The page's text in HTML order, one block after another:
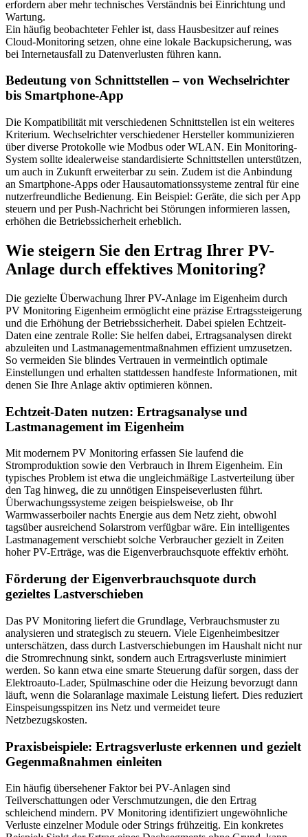
erfordern aber mehr technisches Verständnis bei Einrichtung und
Wartung.
Ein häufig beobachteter Fehler ist, dass Hausbesitzer auf reines
Cloud-Monitoring setzen, ohne eine lokale Backupsicherung, was
bei Internetausfall zu Datenverlusten führen kann.
Bedeutung von Schnittstellen – von Wechselrichter
bis Smartphone-App
Die Kompatibilität mit verschiedenen Schnittstellen ist ein weiteres
Kriterium. Wechselrichter verschiedener Hersteller kommunizieren
über diverse Protokolle wie Modbus oder WLAN. Ein Monitoring-
System sollte idealerweise standardisierte Schnittstellen unterstützen,
um auch in Zukunft erweiterbar zu sein. Zudem ist die Anbindung
an Smartphone-Apps oder Hausautomationssysteme zentral für eine
nutzerfreundliche Bedienung. Ein Beispiel: Geräte, die sich per App
steuern und per Push-Nachricht bei Störungen informieren lassen,
erhöhen die Betriebssicherheit erheblich.
Wie steigern Sie den Ertrag Ihrer PV-
Anlage durch effektives Monitoring?
Die gezielte Überwachung Ihrer PV-Anlage im Eigenheim durch
PV Monitoring Eigenheim ermöglicht eine präzise Ertragssteigerung
und die Erhöhung der Betriebssicherheit. Dabei spielen Echtzeit-
Daten eine zentrale Rolle: Sie helfen dabei, Ertragsanalysen direkt
abzuleiten und Lastmanagementmaßnahmen effizient umzusetzen.
So vermeiden Sie blindes Vertrauen in vermeintlich optimale
Einstellungen und erhalten stattdessen handfeste Informationen, mit
denen Sie Ihre Anlage aktiv optimieren können.
Echtzeit-Daten nutzen: Ertragsanalyse und
Lastmanagement im Eigenheim
Mit modernem PV Monitoring erfassen Sie laufend die
Stromproduktion sowie den Verbrauch in Ihrem Eigenheim. Ein
typisches Problem ist etwa die ungleichmäßige Lastverteilung über
den Tag hinweg, die zu unnötigen Einspeiseverlusten führt.
Überwachungssysteme zeigen beispielsweise, ob Ihr
Warmwasserboiler nachts Energie aus dem Netz zieht, obwohl
tagsüber ausreichend Solarstrom verfügbar wäre. Ein intelligentes
Lastmanagement verschiebt solche Verbraucher gezielt in Zeiten
hoher PV-Erträge, was die Eigenverbrauchsquote effektiv erhöht.
Förderung der Eigenverbrauchsquote durch
gezieltes Lastverschieben
Das PV Monitoring liefert die Grundlage, Verbrauchsmuster zu
analysieren und strategisch zu steuern. Viele Eigenheimbesitzer
unterschätzen, dass durch Lastverschiebungen im Haushalt nicht nur
die Stromrechnung sinkt, sondern auch Ertragsverluste minimiert
werden. So kann etwa eine smarte Steuerung dafür sorgen, dass der
Elektroauto-Lader, Spülmaschine oder die Heizung bevorzugt dann
läuft, wenn die Solaranlage maximale Leistung liefert. Dies reduziert
Einspeisungsspitzen ins Netz und vermeidet teure
Netzbezugskosten.
Praxisbeispiele: Ertragsverluste erkennen und gezielt
Gegenmaßnahmen einleiten
Ein häufig übersehener Faktor bei PV-Anlagen sind
Teilverschattungen oder Verschmutzungen, die den Ertrag
schleichend mindern. PV Monitoring identifiziert ungewöhnliche
Verluste einzelner Module oder Strings frühzeitig. Ein konkretes